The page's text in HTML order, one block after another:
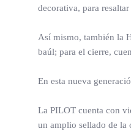
decorativa, para
Así mismo, también la
baúl; para el cierre,
En esta nueva
La PILOT cuenta con
un amplio sellado de la